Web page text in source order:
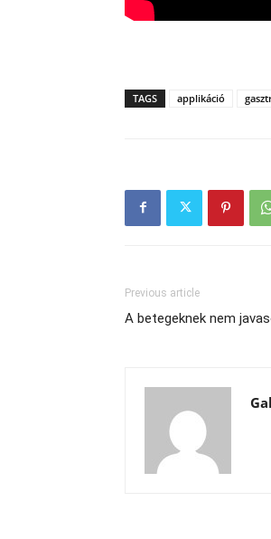
TAGS applikáció
Previous article
A betegeknek nem